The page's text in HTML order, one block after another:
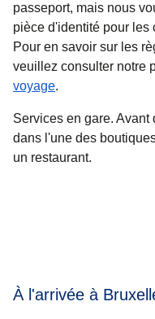
passeport, mais nous
pièce d'identité pour les
Pour en savoir sur les
veuillez consulter notre
voyage.
Services en gare. Avant
dans l'une des
un restaurant.
À l'arrivée à